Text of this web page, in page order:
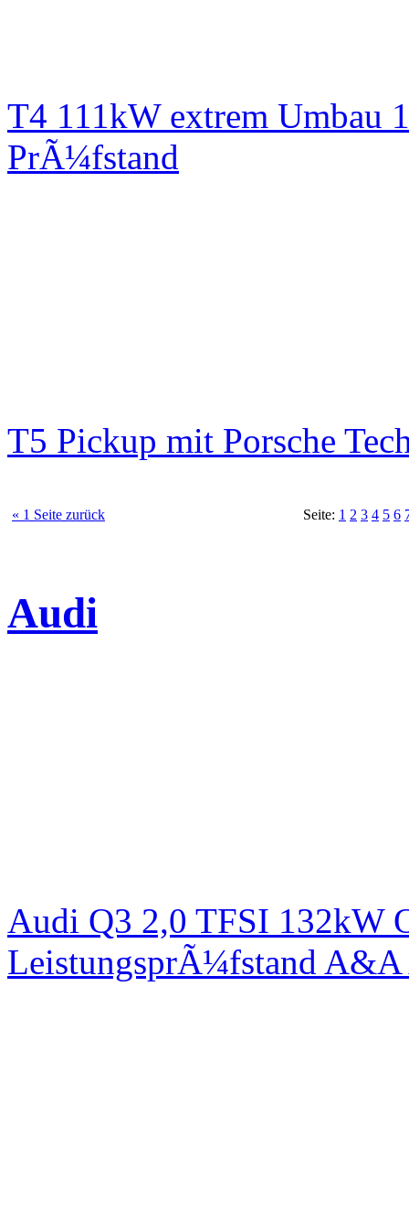
T4 111kW extrem Umbau
PrÃ¼fstand
T5 Pickup mit Porsche
« 1 Seite zurück Seite: 1 2 3 4 5 6
Audi
Audi Q3 2,0 TFSI 132kW
LeistungsprÃ¼fstand